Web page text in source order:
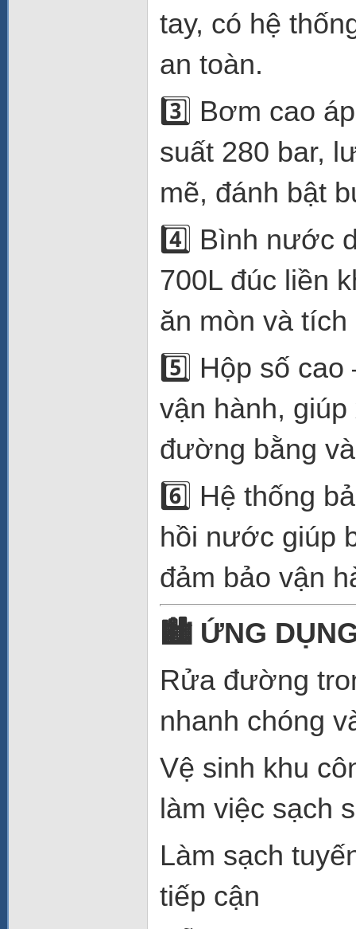
tay, có hệ
an toàn.
3️⃣ Bơm cao
suất 280 bar,
mẽ, đánh bật
4️⃣ Bình nước
700L đúc liền
ăn mòn và
5️⃣ Hộp số
vận hành,
đường bằng
6️⃣ Hệ thống
hồi nước giúp
đảm bảo vận
🏙 ỨNG
Rửa đường
nhanh chóng
Vệ sinh khu
làm việc sạch
Làm sạch
tiếp cận